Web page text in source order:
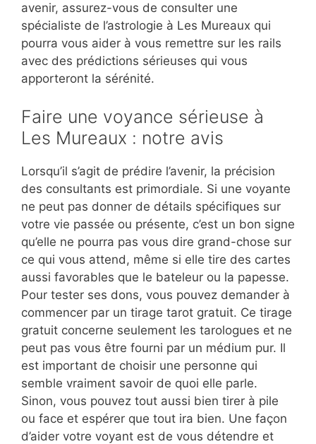
avenir, assurez-vous de consulter une
spécialiste de l’astrologie à Les Mureaux qui
pourra vous aider à vous remettre sur les rails
avec des prédictions sérieuses qui vous
apporteront la sérénité.
Faire une voyance sérieuse à
Les Mureaux : notre avis
Lorsqu’il s’agit de prédire l’avenir, la précision
des consultants est primordiale. Si une voyante
ne peut pas donner de détails spécifiques sur
votre vie passée ou présente, c’est un bon signe
qu’elle ne pourra pas vous dire grand-chose sur
ce qui vous attend, même si elle tire des cartes
aussi favorables que le bateleur ou la papesse.
Pour tester ses dons, vous pouvez demander à
commencer par un tirage tarot gratuit. Ce tirage
gratuit concerne seulement les tarologues et ne
peut pas vous être fourni par un médium pur. Il
est important de choisir une personne qui
semble vraiment savoir de quoi elle parle.
Sinon, vous pouvez tout aussi bien tirer à pile
ou face et espérer que tout ira bien. Une façon
d’aider votre voyant est de vous détendre et